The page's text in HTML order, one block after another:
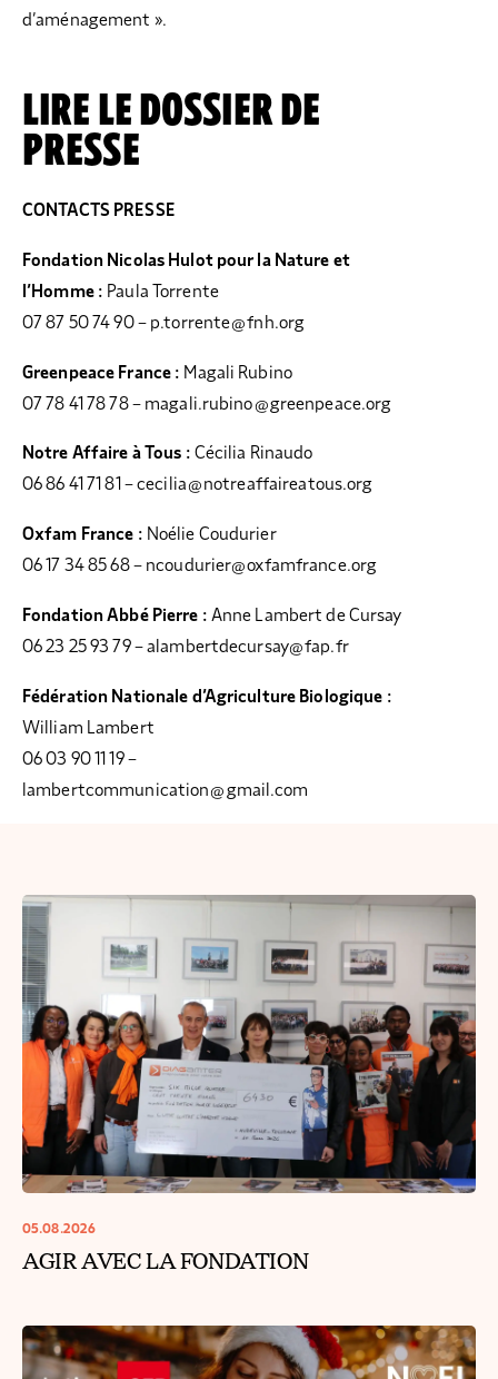
d’aménagement ».
LIRE LE DOSSIER DE
PRESSE
CONTACTS PRESSE
Fondation Nicolas Hulot pour la Nature et
l’Homme : Paula Torrente
07 87 50 74 90 – p.torrente@fnh.org
Greenpeace France : Magali Rubino
07 78 41 78 78 – magali.rubino@greenpeace.org
Notre Affaire à Tous : Cécilia Rinaudo
06 86 41 71 81 –cecilia@notreaffaireatous.org
Oxfam France : Noélie Coudurier
06 17 34 85 68 – ncoudurier@oxfamfrance.org
Fondation Abbé Pierre : Anne Lambert de Cursay
06 23 25 93 79 –alambertdecursay@fap.fr
Fédération Nationale d’Agriculture Biologique :
William Lambert
06 03 90 11 19 –
lambertcommunication@gmail.com
05.08.2026
AGIR AVEC LA FONDATION